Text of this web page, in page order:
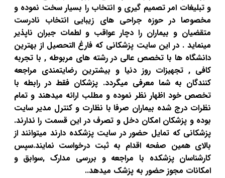
و تبلیغات امر تصمیم گیری و انتخاب را بسیار سخت نموده و
مخصوصا در حوزه جراحی های زیبایی انتخاب نادرست
متقضیان و بیماران را دچار عواقب و لطمات جبران ناپذیر
مینماید . در این سایت پزشکانی که فارغ التحصیل از بهترین
دانشگاه ها با تخصص عالی در رشته های مربوطه , با تجربه
کافی , تجهیزات روز دنیا و بیشترین رضایتمندی مراجعه
کنندگان به شما معرفی میگردد. پزشکان فقط در رابطه با
تخصص خود اظهار نظر نموده و مطلب ارائه میدهند و تمام
نظرات درج شده بیماران صرفا با نظارت و کنترل مدیر سایت
بوده و پزشکان امکان دخل و تصرف در این قسمت را ندارند.
پزشکانی که تمایل حضور در سایت پزشکده دارند میتوانند از
بالای همین صفحه اقدام به ثبت درخواست نمایند.سپس
کارشناسان پزشکده با مراجعه و بررسی مدارک ,سوابق و
امکانات مجوز حضور به پزشک میدهد..